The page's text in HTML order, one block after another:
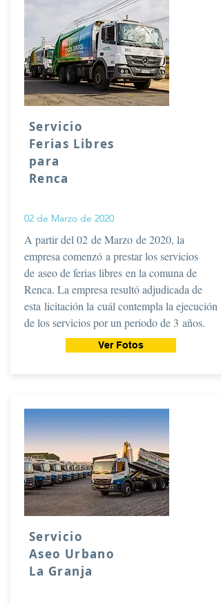
Servicio
Ferias Libres
para
Renca
02 de Marzo de 2020
A partir del 02 de Marzo de 2020, la
empresa comenzó a prestar los servicios
de aseo de ferias libres en la comuna de
Renca. La empresa resultó adjudicada de
esta licitación la cuál contempla la ejecución
de los servicios por un periodo de 3 años.
Ver Fotos
Servicio
Aseo Urbano
La Granja